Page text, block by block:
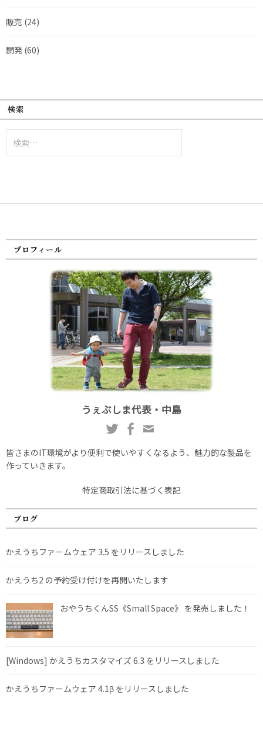
販売 (24)
開発 (60)
検索
索:
プロフィール
うぇぶしま代表・中島
皆さまのIT環境がより便利で使いやすくなるよう、魅力的な製品を
作っていきます。
特定商取引法に基づく表記
ブログ
かえうちファームウェア 3.5 をリリースしました
かえうち2 の予約受け付けを再開いたします
おやうちくんSS《Small Space》 を発売しました！
[Windows] かえうちカスタマイズ 6.3 をリリースしました
かえうちファームウェア 4.1β をリリースしました